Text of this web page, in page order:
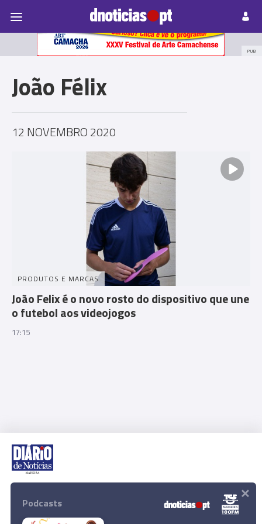
Prazeres Paisagens
PUB
João Félix
12 NOVEMBRO 2020
PRODUTOS E MARCAS
João Felix é o novo rosto do dispositivo que une
o futebol aos videojogos
17:15
Rua Dr. Fernão de Ornelas, 56 - 3º
291 202 300
Podcasts ×